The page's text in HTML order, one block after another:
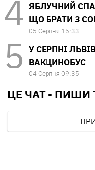
ЯБЛУЧНИЙ
ЩО БРАТИ З
05 Серпня 15:33
У СЕРПНІ
ВАКЦИНОБУС
04 Серпня 09:35
ЦЕ ЧАТ - ПИШИ